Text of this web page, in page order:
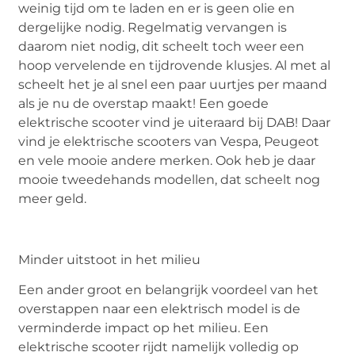
weinig tijd om te laden en er is geen olie en
dergelijke nodig. Regelmatig vervangen is
daarom niet nodig, dit scheelt toch weer een
hoop vervelende en tijdrovende klusjes. Al met al
scheelt het je al snel een paar uurtjes per maand
als je nu de overstap maakt! Een goede
elektrische scooter vind je uiteraard bij DAB! Daar
vind je elektrische scooters van Vespa, Peugeot
en vele mooie andere merken. Ook heb je daar
mooie tweedehands modellen, dat scheelt nog
meer geld.
Minder uitstoot in het milieu
Een ander groot en belangrijk voordeel van het
overstappen naar een elektrisch model is de
verminderde impact op het milieu. Een
elektrische scooter rijdt namelijk volledig op